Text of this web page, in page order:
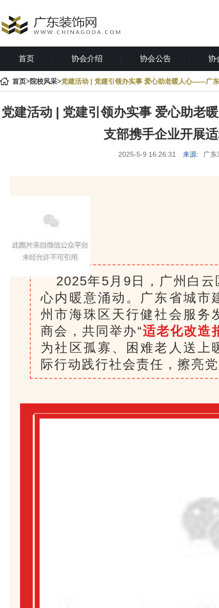
首页 协会介绍 协会公告 协
首页>院校风采>党建活动 | 党建引领办实事 爱心助老暖人心——广
党建活动 | 党建引领办实事 爱心助
支部携手企业开展
2025-5-9 16:26:31 来源: 广
2025年5月9日，广州白
心内暖意涌动。广东省城市
州市海珠区天行健社会服务
商会，共同举办“适老化改造
为社区孤寡、困难老人送上
际行动践行社会责任，擦亮